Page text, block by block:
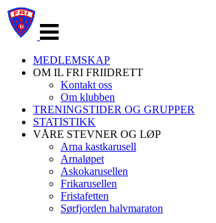
navigasjon
MEDLEMSKAP
OM IL FRI FRIIDRETT
Kontakt oss
Om klubben
TRENINGSTIDER OG GRUPPER
STATISTIKK
VÅRE STEVNER OG LØP
Arna kastkarusell
Arnaløpet
Askokarusellen
Frikarusellen
Fristafetten
Sørfjorden halvmaraton